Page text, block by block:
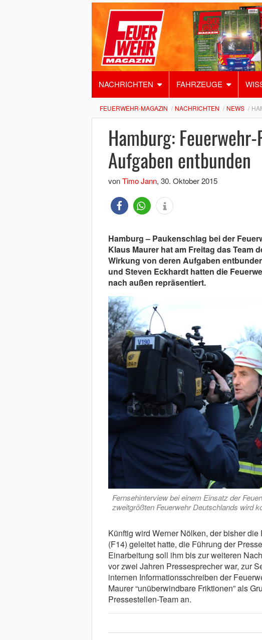
NACHRICHTEN FAHRZEUGE
FEUERWEHR-MAGAZIN NACHRICHTEN NEWS
Hamburg:
Aufgaben entbunden
vonTimo Jann, 30. Oktober 2015
Hamburg – Paukenschlag bei der
Klaus Maurer hat am Freitag das Team
Wirkung von deren Aufgaben
und Steven Eckhardt hatten die
nach außen repräsentiert.
Fernsehinterview bei einem Einsatz der
zweitgrößten Feuerwehr Deutschlands wird
Künftig wird Werner Nölken, der bisher
(F14) geleitet hatte, die Führung der
Einarbeitung soll ihm bis zur weiteren
vor zwei Jahren Pressesprecher war, zur
internen Informationsschreiben der
Maurer “unüberwindbare Friktionen” als
Pressestellen-Team an.